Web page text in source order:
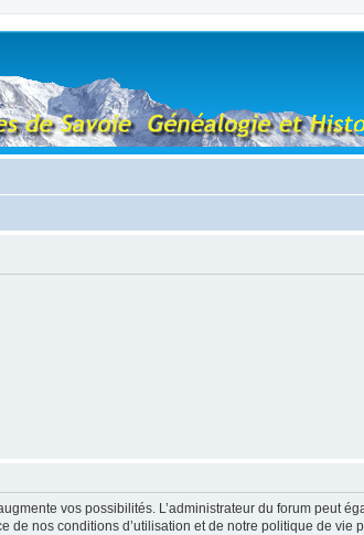
vos possibilités. L’administrateur du forum peut
nos conditions d’utilisation et de notre politique de vie